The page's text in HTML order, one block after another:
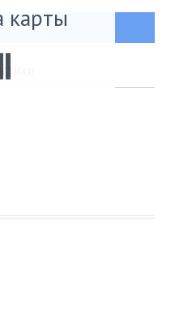
СВОЮ ЦЕНУ
карты